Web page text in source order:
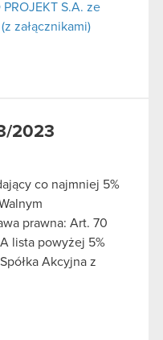
S.A. ze
załącznikami)
2023
co najmniej 5%
prawna: Art. 70
lista powyżej 5%
Akcyjna z